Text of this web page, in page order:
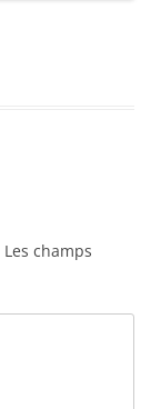
Les champs